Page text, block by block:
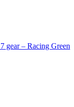
gear – Racing Green